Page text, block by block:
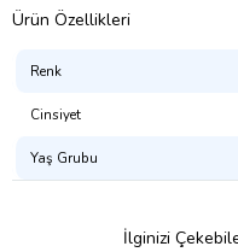
Ürün Özellikleri
Renk
Cinsiyet
Yaş Grubu
İlginizi